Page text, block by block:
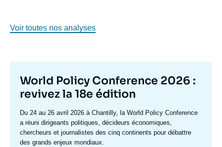
Voir toutes nos analyses
Titre
mis
en
avant
World Policy Conference 2026 :
revivez la 18e édition
Texte
accroche
Du 24 au 26 avril 2026 à Chantilly, la World Policy Conference
a réuni dirigeants politiques, décideurs économiques,
chercheurs et journalistes des cinq continents pour débattre
des grands enjeux mondiaux.